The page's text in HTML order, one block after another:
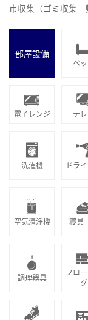
市収集（ゴミ収集
部屋設備
ベ
電子レンジ テ
洗濯機 ドラ
空気清浄機 寝具
調理器具
フロ
グ